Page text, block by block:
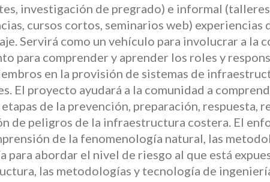
investigación de pregrado) e informal
cursos cortos, seminarios web) experiencias
Servirá como un vehículo para involucrar a la
para comprender y aprender los roles y
en la provisión de sistemas de
El proyecto ayudará a la comunidad a
de la prevención, preparación, respuesta,
de peligros de la infraestructura costera. El
de la fenomenología natural, las
para abordar el nivel de riesgo al que está
las metodologías y tecnología de